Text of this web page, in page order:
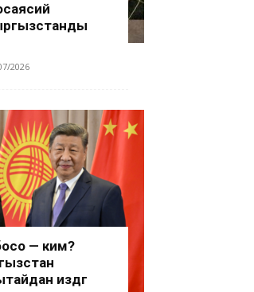
2026
— ким?
издөөгө